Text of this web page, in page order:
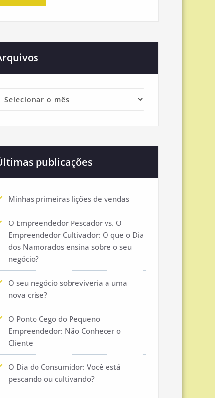
publicações
Minhas primeiras lições de vendas
O Empreendedor Pescador vs. O
Empreendedor Cultivador: O que o Dia
dos Namorados ensina sobre o seu
negócio?
O seu negócio sobreviveria a uma
nova crise?
O Ponto Cego do Pequeno
Empreendedor: Não Conhecer o
Cliente
O Dia do Consumidor: Você está
pescando ou cultivando?